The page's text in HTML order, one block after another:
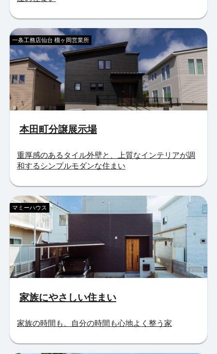
本田町分譲展示場
一条工務店仙台 榴ヶ岡営業所
重厚感のあるタイル外壁と、上質なインテリアが調
和するシンプルモダンな住まい
家族にやさしい住まい
マミーハウス
家族の時間も、自分の時間も心地よく整う家